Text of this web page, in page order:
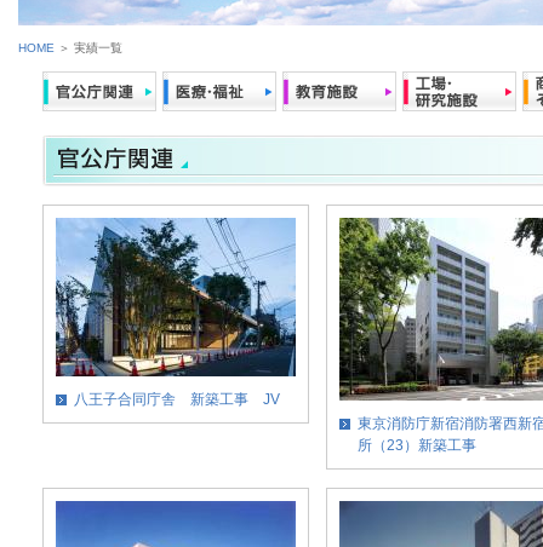
HOME ＞ 実績一覧
八王子合同庁舎 新築工事 JV
東京消防庁新宿消防署西新
所（23）新築工事